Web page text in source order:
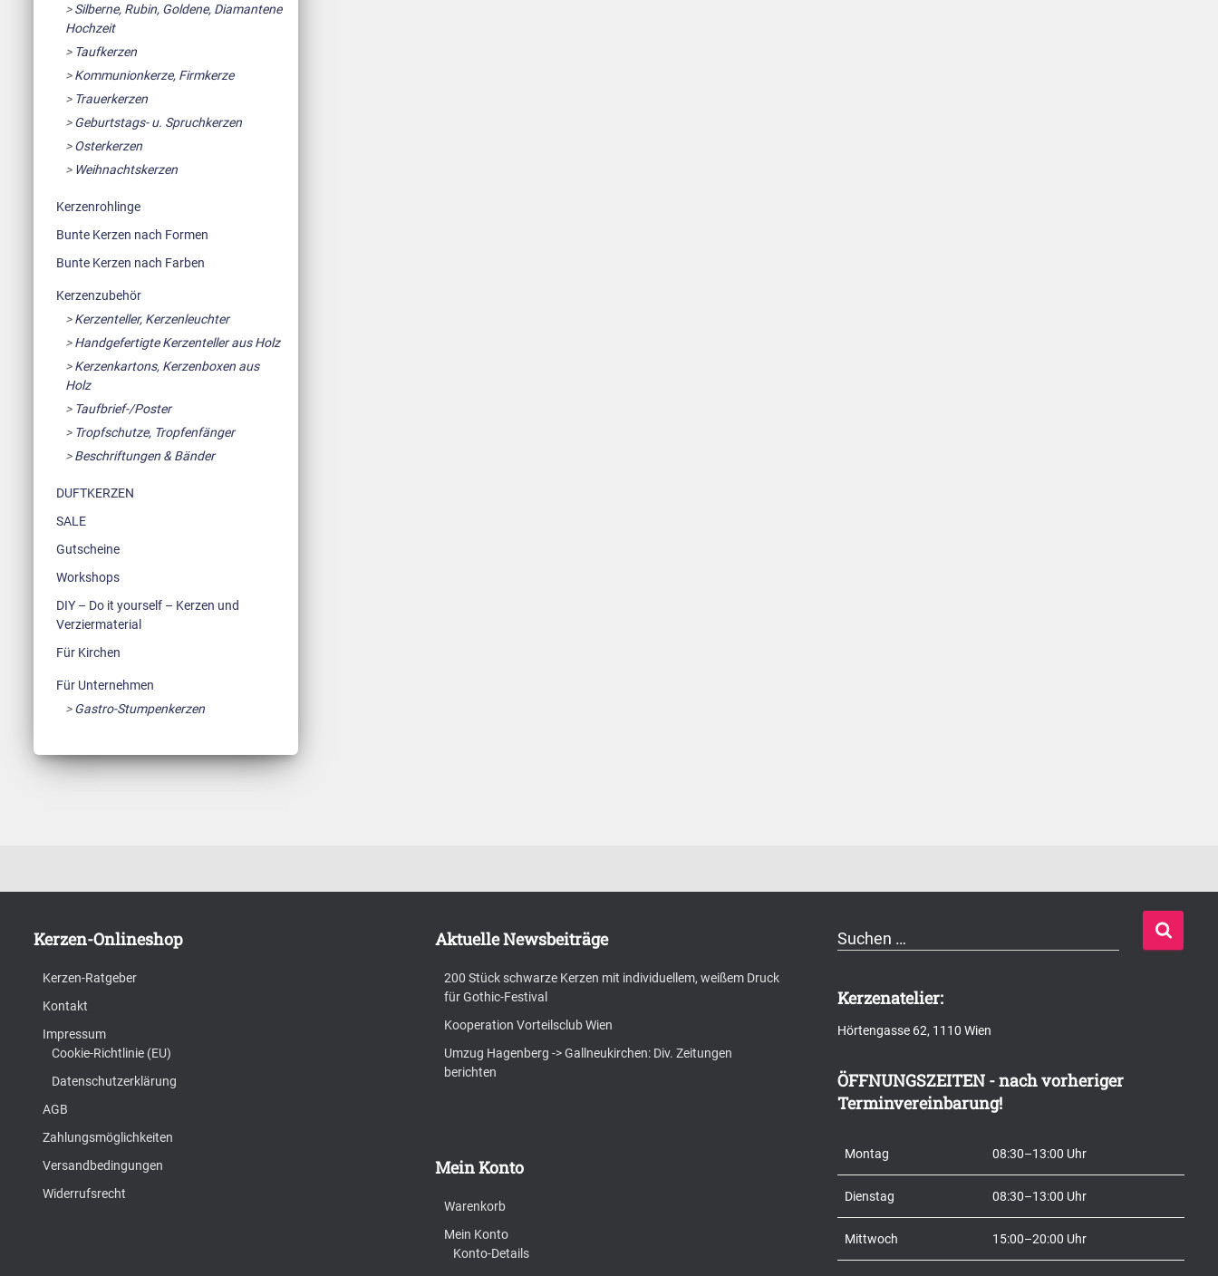
Silberne, Rubin, Goldene, Diamantene
Hochzeit
Taufkerzen
Kommunionkerze, Firmkerze
Trauerkerzen
Geburtstags- u. Spruchkerzen
Osterkerzen
Weihnachtskerzen
Kerzenrohlinge
Bunte Kerzen nach Formen
Bunte Kerzen nach Farben
Kerzenzubehör
Kerzenteller, Kerzenleuchter
Handgefertigte Kerzenteller aus Holz
Kerzenkartons, Kerzenboxen aus
Holz
Taufbrief-/Poster
Tropfschutze, Tropfenfänger
Beschriftungen & Bänder
DUFTKERZEN
SALE
Gutscheine
Workshops
DIY – Do it yourself – Kerzen und
Verziermaterial
Für Kirchen
Für Unternehmen
Gastro-Stumpenkerzen
Kerzen-Onlineshop
Kerzen-Ratgeber
Kontakt
Impressum
Cookie-Richtlinie (EU)
Datenschutzerklärung
AGB
Zahlungsmöglichkeiten
Versandbedingungen
Widerrufsrecht
Aktuelle Newsbeiträge
200 Stück schwarze Kerzen mit individuellem, weißem Druck
für Gothic-Festival
Kooperation Vorteilsclub Wien
Umzug Hagenberg -> Gallneukirchen: Div. Zeitungen
berichten
Mein Konto
Warenkorb
Mein Konto
Konto-Details
S
h
e
n
a
Suchen …
Kerzenatelier:
Hörtengasse 62, 1110 Wien
ÖFFNUNGSZEITEN - nach vorheriger
Terminvereinbarung!
Montag 08:30–13:00 Uhr
Dienstag 08:30–13:00 Uhr
Mittwoch 15:00–20:00 Uhr